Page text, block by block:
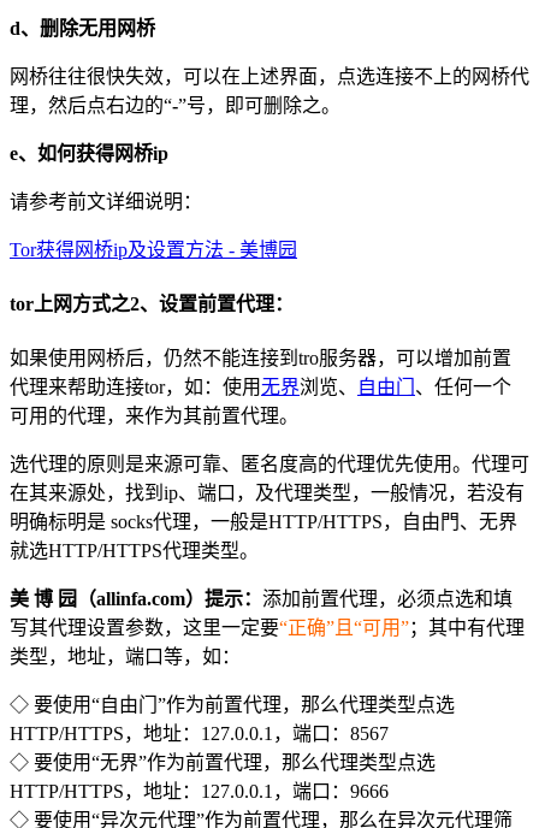
d、删除无用网桥
网桥往往很快失效，可以在上述界面，点选连接不上的网桥代
理，然后点右边的“-”号，即可删除之。
e、如何获得网桥ip
请参考前文详细说明：
Tor获得网桥ip及设置方法 - 美博园
tor上网方式之2、设置前置代理：
如果使用网桥后，仍然不能连接到tro服务器，可以增加前置
代理来帮助连接tor，如：使用无界浏览、 自由门 、任何一个
可用的代理，来作为其前置代理。
选代理的原则是来源可靠、匿名度高的代理优先使用。代理可
在其来源处，找到ip、端口，及代理类型，一般情况，若没有
明确标明是 socks代理，一般是HTTP/HTTPS，自由門、无界
就选HTTP/HTTPS代理类型。
美 博 园（allinfa.com）提示： 添加前置代理，必须点选和填
写其代理设置参数，这里一定要“正确”且“可用”；其中有代理
类型，地址，端口等，如：
◇ 要使用“自由门”作为前置代理，那么代理类型点选
HTTP/HTTPS，地址：127.0.0.1，端口：8567
◇ 要使用“无界”作为前置代理，那么代理类型点选
HTTP/HTTPS，地址：127.0.0.1，端口：9666
◇ 要使用“异次元代理”作为前置代理，那么在异次元代理筛